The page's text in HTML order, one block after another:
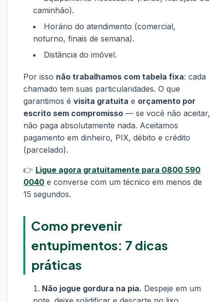
caminhão).
Horário do atendimento (comercial,
noturno, finais de semana).
Distância do imóvel.
Por isso não trabalhamos com tabela fixa: cada
chamado tem suas particularidades. O que
garantimos é visita gratuita e orçamento por
escrito sem compromisso — se você não aceitar,
não paga absolutamente nada. Aceitamos
pagamento em dinheiro, PIX, débito e crédito
(parcelado).
👉 Ligue agora gratuitamente para 0800 590
0040 e converse com um técnico em menos de
15 segundos.
Como prevenir
entupimentos: 7 dicas
práticas
Não jogue gordura na pia. Despeje em um